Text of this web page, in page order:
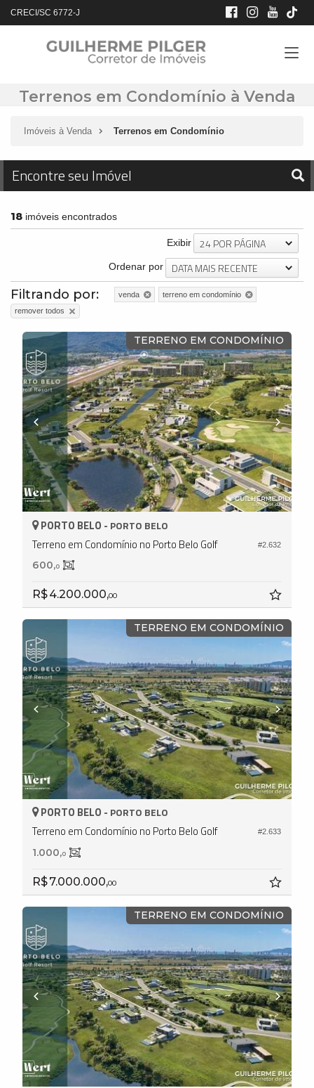
CRECI/SC 6772-J
Terrenos em Condomínio à Venda
Imóveis à Venda Terrenos em Condomínio
Encontre seu Imóvel
18 imóveis encontrados
Exibir 24 POR PÁGINA
Ordenar por DATA MAIS RECENTE
Filtrando por: venda
terreno em condomínio
remover todos
TERRENO EM CONDOMÍNIO
#2.632
PORTO BELO - PORTO BELO
Terreno em Condomínio no Porto Belo Golf
600,0
R$ 4.200.000,00
TERRENO EM CONDOMÍNIO
#2.633
PORTO BELO - PORTO BELO
Terreno em Condomínio no Porto Belo Golf
1.000,0
R$ 7.000.000,00
TERRENO EM CONDOMÍNIO